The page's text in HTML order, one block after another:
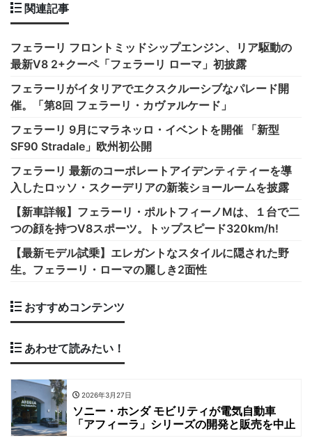
関連記事
フェラーリ フロントミッドシップエンジン、リア駆動の
最新V8 2+クーペ「フェラーリ ローマ」初披露
フェラーリがイタリアでエクスクルーシブなパレード開
催。「第8回 フェラーリ・カヴァルケード」
フェラーリ 9月にマラネッロ・イベントを開催 「新型
SF90 Stradale」欧州初公開
フェラーリ 最新のコーポレートアイデンティティーを導
入したロッソ・スクーデリアの新装ショールームを披露
【新車詳報】フェラーリ・ポルトフィーノMは、１台で二
つの顔を持つV8スポーツ。トップスピード320km/h!
【最新モデル試乗】エレガントなスタイルに隠された野
生。フェラーリ・ローマの麗しき2面性
おすすめコンテンツ
あわせて読みたい！
2026年3月27日
ソニー・ホンダ モビリティが電気自動車
「アフィーラ」シリーズの開発と販売を中止